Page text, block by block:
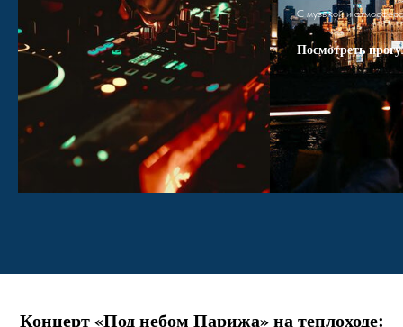
С музыкой и
Посмотреть
Концерт «Под небом Парижа» на теплоходе: